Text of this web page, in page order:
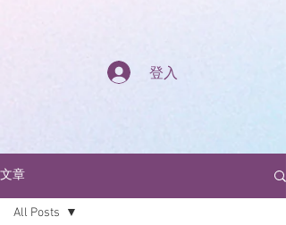
登入
文章
All Posts